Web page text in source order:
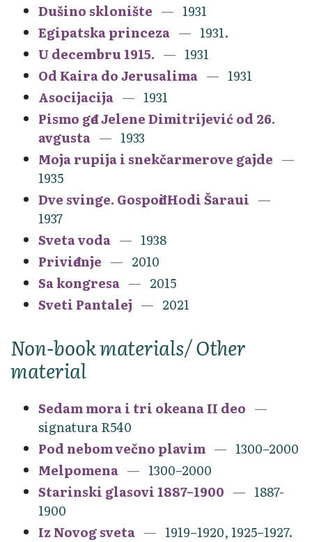
Dušino sklonište
1931
Egipatska princeza
1931.
U decembru 1915.
1931
Od Kaira do Jerusalima
1931
Asocijacija
1931
Pismo gđe Jelene Dimitrijević od 26.
avgusta
1933
Moja rupija i snekčarmerove gajde
1935
Dve svinge. Gospođi Hodi Šaraui
1937
Sveta voda
1938
Priviđenje
2010
Sa kongresa
2015
Sveti Pantalej
2021
Non-book materials/ Other
material
Sedam mora i tri okeana II deo
signatura R540
Pod nebom večno plavim
1300–2000
Melpomena
1300–2000
Starinski glasovi 1887–1900
1887-
1900
Iz Novog sveta
1919–1920, 1925–1927.